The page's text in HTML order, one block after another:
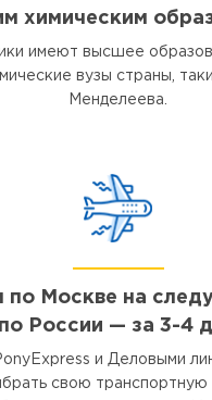
химическим
имеют высшее
вузы страны,
Менделеева.
по Москве на
по России — за 3-4
и Деловыми
свою транспортную